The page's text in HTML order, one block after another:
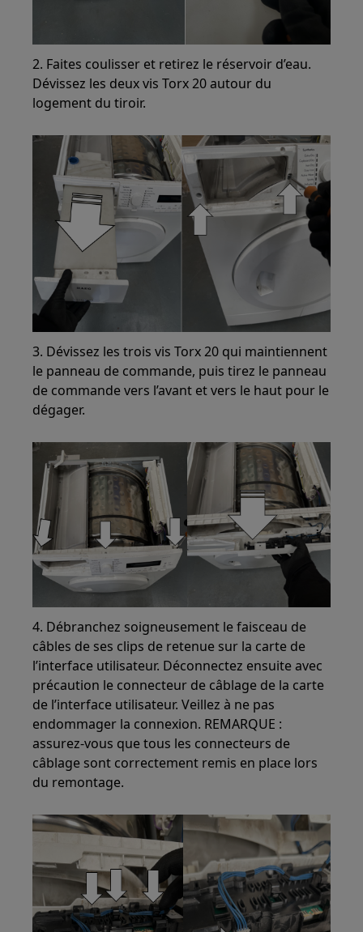
2. Faites coulisser et retirez le réservoir d’eau.
Dévissez les deux vis Torx 20 autour du
logement du tiroir.
3. Dévissez les trois vis Torx 20 qui maintiennent
le panneau de commande, puis tirez le panneau
de commande vers l’avant et vers le haut pour le
dégager.
4. Débranchez soigneusement le faisceau de
câbles de ses clips de retenue sur la carte de
l’interface utilisateur. Déconnectez ensuite avec
précaution le connecteur de câblage de la carte
de l’interface utilisateur. Veillez à ne pas
endommager la connexion. REMARQUE :
assurez-vous que tous les connecteurs de
câblage sont correctement remis en place lors
du remontage.